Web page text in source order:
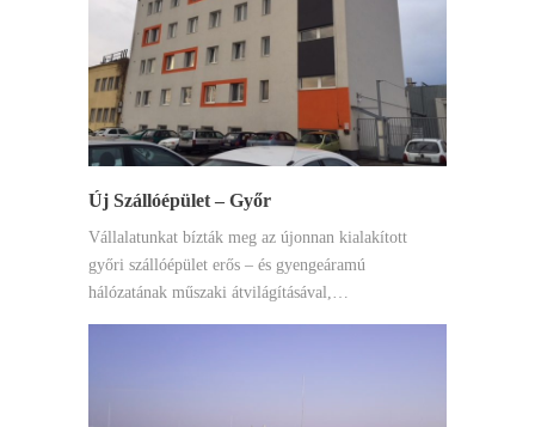
Új Szállóépület – Győr
Vállalatunkat bízták meg az újonnan kialakított
győri szállóépület erős – és gyengeáramú
hálózatának műszaki átvilágításával,…